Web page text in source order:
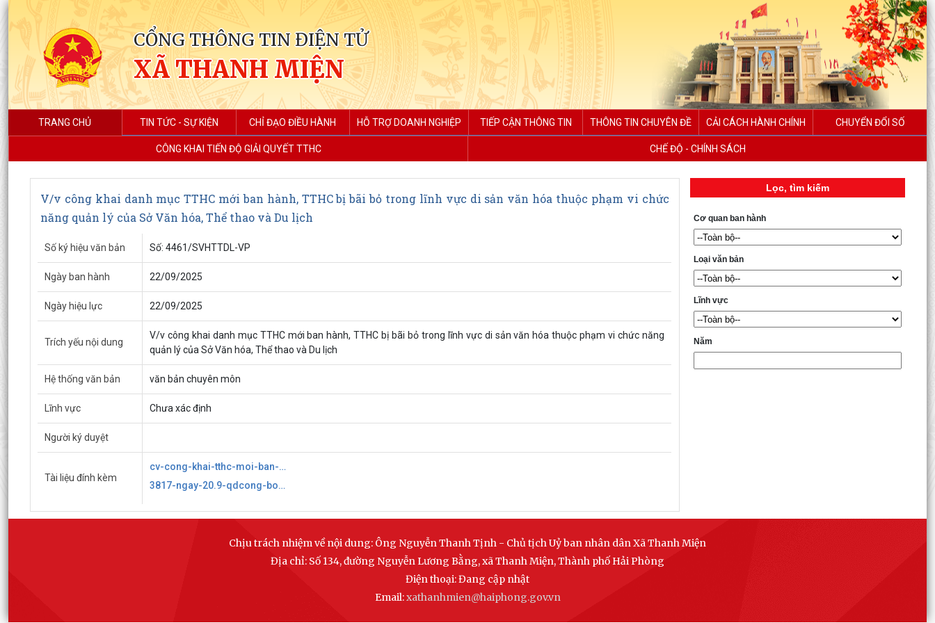
CỔNG THÔNG TIN ĐIỆN TỬ
XÃ THANH MIỆN
TRANG CHỦ TIN TỨC - SỰ KIỆN CHỈ ĐẠO ĐIỀU HÀNH HỖ TRỢ DOANH NGHIỆP TIẾP CẬN THÔNG TIN THÔNG TIN CHUYÊN ĐỀ CẢI CÁCH HÀNH CHÍNH CHUYỂN ĐỔI SỐ
CÔNG KHAI TIẾN ĐỘ GIẢI QUYẾT TTHC CHẾ ĐỘ - CHÍNH SÁCH
V/v công khai danh mục TTHC mới ban hành, TTHC bị bãi bỏ trong lĩnh vực di sản văn hóa thuộc phạm vi chức
năng quản lý của Sở Văn hóa, Thể thao và Du lịch
Số ký hiệu văn bản Số: 4461/SVHTTDL-VP
Ngày ban hành 22/09/2025
Ngày hiệu lực 22/09/2025
Trích yếu nội dung
V/v công khai danh mục TTHC mới ban hành, TTHC bị bãi bỏ trong lĩnh vực di sản văn hóa thuộc phạm vi chức năng
quản lý của Sở Văn hóa, Thể thao và Du lịch
Hệ thống văn bản văn bản chuyên môn
Lĩnh vực Chưa xác định
Người ký duyệt
Tài liệu đính kèm
cv-cong-khai-tthc-moi-ban-hanh-tthc-bi-bai-bo.signed638947374451229833.pdf
3817-ngay-20.9-qdcong-bo-dmtthc-theo-qd-3101-3257..signed638947374552012302.pdf
Lọc, tìm kiếm
Cơ quan ban hành
Loại văn bản
Lĩnh vực
Năm
Chịu trách nhiệm về nội dung: Ông Nguyễn Thanh Tịnh - Chủ tịch Uỷ ban nhân dân Xã Thanh Miện
Địa chỉ: Số 134, đường Nguyễn Lương Bằng, xã Thanh Miện, Thành phố Hải Phòng
Điện thoại:Đang cập nhật
Email:xathanhmien@haiphong.gov.vn